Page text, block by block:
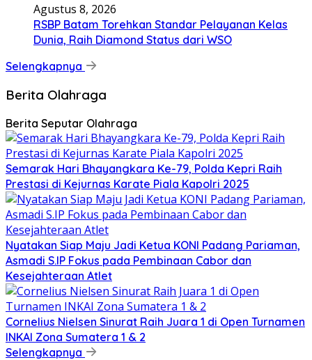
Agustus 8, 2026
RSBP Batam Torehkan Standar Pelayanan Kelas
Dunia, Raih Diamond Status dari WSO
Selengkapnya
Berita Olahraga
Berita Seputar Olahraga
Semarak Hari Bhayangkara Ke-79, Polda Kepri Raih
Prestasi di Kejurnas Karate Piala Kapolri 2025
Nyatakan Siap Maju Jadi Ketua KONI Padang Pariaman,
Asmadi S.IP Fokus pada Pembinaan Cabor dan
Kesejahteraan Atlet
Cornelius Nielsen Sinurat Raih Juara 1 di Open Turnamen
INKAI Zona Sumatera 1 & 2
Selengkapnya